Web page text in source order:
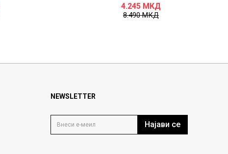
4.245 МКД
8.490МКД
NEWSLETTER
Најави се